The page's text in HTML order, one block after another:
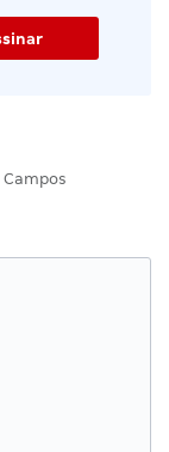
Campos